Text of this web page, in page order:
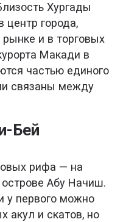
Хургады
центр города,
и в торговых
Макади в
частью единого
связаны между
Бей
рифа — на
Абу Начиш.
у первого можно
акул и скатов, но